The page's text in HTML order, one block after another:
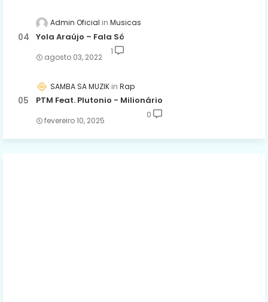
Admin Oficial Musicas
Yola Araújo – Fala Só
agosto 03, 2022
1
SAMBA SA MUZIK Rap
PTM Feat. Plutonio - Milionário
fevereiro 10, 2025
0